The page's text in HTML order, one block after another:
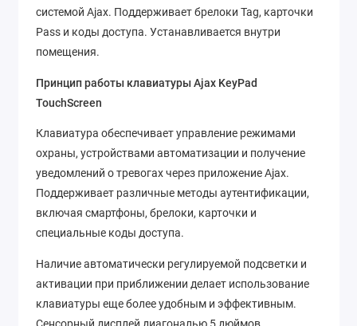
системой Ajax. Поддерживает брелоки Tag, карточки
Pass и коды доступа. Устанавливается внутри
помещения.
Принцип работы клавиатуры Ajax KeyPad
TouchScreen
Клавиатура обеспечивает управление режимами
охраны, устройствами автоматизации и получение
уведомлений о тревогах через приложение Ajax.
Поддерживает различные методы аутентификации,
включая смартфоны, брелоки, карточки и
специальные коды доступа.
Наличие автоматически регулируемой подсветки и
активации при приближении делает использование
клавиатуры еще более удобным и эффективным.